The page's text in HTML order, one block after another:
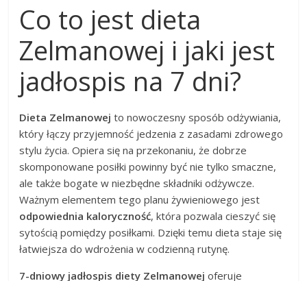
Co to jest dieta
Zelmanowej i jaki jest
jadłospis na 7 dni?
Dieta Zelmanowej to nowoczesny sposób odżywiania,
który łączy przyjemność jedzenia z zasadami zdrowego
stylu życia. Opiera się na przekonaniu, że dobrze
skomponowane posiłki powinny być nie tylko smaczne,
ale także bogate w niezbędne składniki odżywcze.
Ważnym elementem tego planu żywieniowego jest
odpowiednia kaloryczność, która pozwala cieszyć się
sytością pomiędzy posiłkami. Dzięki temu dieta staje się
łatwiejsza do wdrożenia w codzienną rutynę.
7-dniowy jadłospis diety Zelmanowej oferuje